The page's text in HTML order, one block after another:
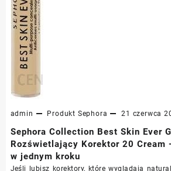
admin Produkt Sephora 21 czerwca
Sephora Collection Best Skin Ever
Rozświetlający Korektor 20 Cream
w jednym kroku
Jeśli lubisz korektory, które wyglądają